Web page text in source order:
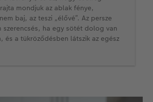
mondjuk az ablak fénye,
baj, az teszi „élővé”. Az persze
szerencsés, ha egy sötét dolog van
és a tükröződésben látszik az egész